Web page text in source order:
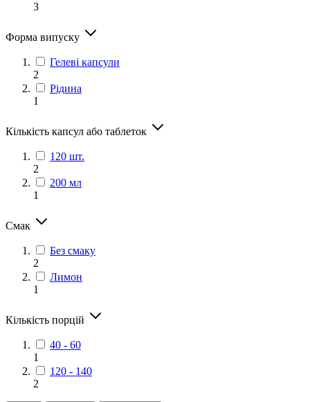
3
Форма випуску
Гелеві капсули
2
Рідина
1
Кількість капсул або таблеток
120 шт.
2
200 мл
1
Смак
Без смаку
2
Лимон
1
Кількість порцій
40 - 60
1
120 - 140
2